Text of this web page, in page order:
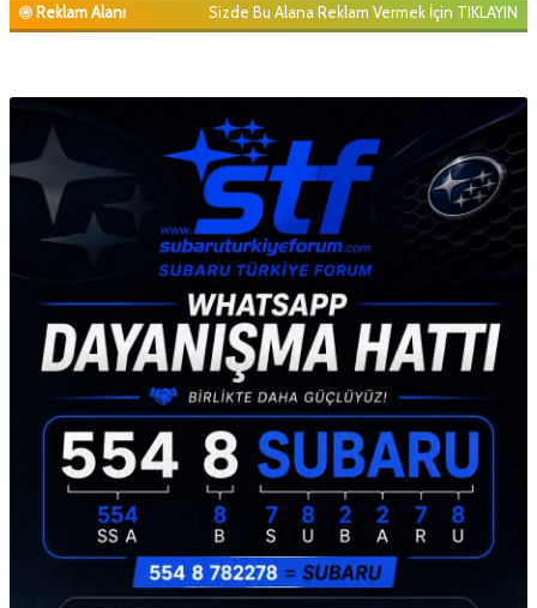
Reklam Alanı Sizde Bu Alana Reklam Vermek İçin TIKLAYIN